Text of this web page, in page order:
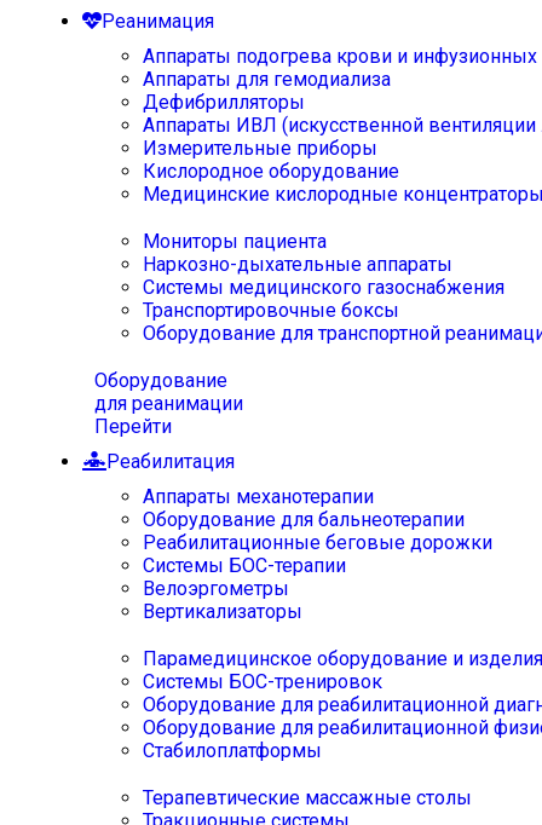
Реанимация
Аппараты подогрева крови и инфузионных
Аппараты для гемодиализа
Дефибрилляторы
Аппараты ИВЛ (искусственной вентиляции
Измерительные приборы
Кислородное оборудование
Медицинские кислородные
Мониторы пациента
Наркозно-дыхательные аппараты
Системы медицинского газоснабжения
Транспортировочные боксы
Оборудование для транспортной
Оборудование
для реанимации
Перейти
Реабилитация
Аппараты механотерапии
Оборудование для бальнеотерапии
Реабилитационные беговые дорожки
Системы БОС-терапии
Велоэргометры
Вертикализаторы
Парамедицинское оборудование и изделия
Системы БОС-тренировок
Оборудование для реабилитационной
Оборудование для реабилитационной
Стабилоплатформы
Терапевтические массажные столы